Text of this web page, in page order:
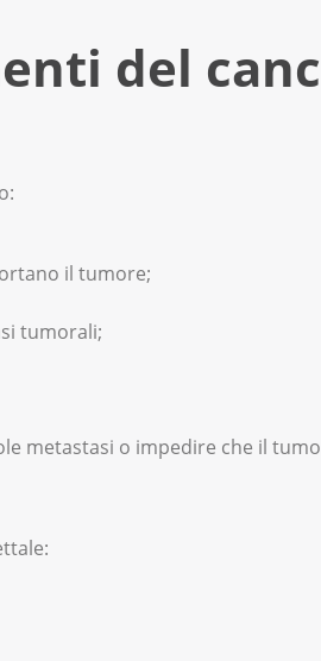
del
il tumore;
tumorali;
metastasi o impedire che il